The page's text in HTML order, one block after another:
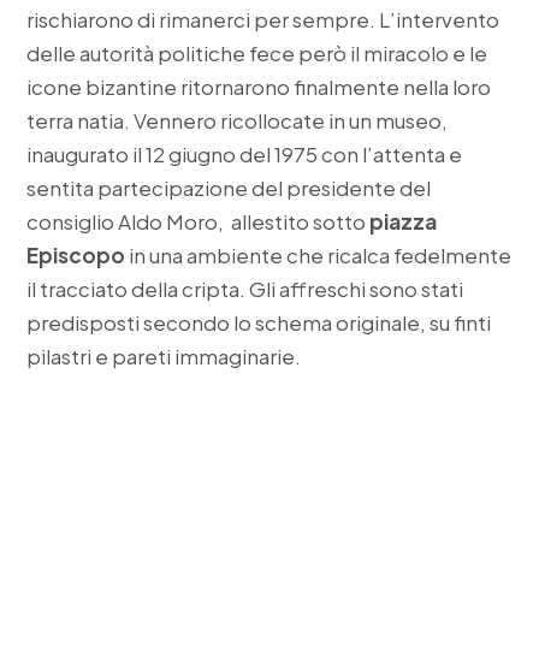
rischiarono di rimanerci per sempre. L’intervento
delle autorità politiche fece però il miracolo e le
icone bizantine ritornarono finalmente nella loro
terra natia. Vennero ricollocate in un museo,
inaugurato il 12 giugno del 1975 con l’attenta e
sentita partecipazione del presidente del
consiglio Aldo Moro, allestito sotto piazza
Episcopo in una ambiente che ricalca fedelmente
il tracciato della cripta. Gli affreschi sono stati
predisposti secondo lo schema originale, su finti
pilastri e pareti immaginarie.